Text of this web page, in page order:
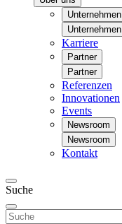
Unternehmen
Unternehmen
Karriere
Partner
Partner
Referenzen
Innovationen
Events
Newsroom
Newsroom
Kontakt
Suche